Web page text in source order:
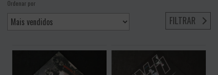
Ordenar por
FILTRAR